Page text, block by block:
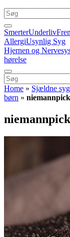
SmerterUnderliv
AllergiUsynlig Syg
Hjernen og
hørelse
Home » Sjældne
børn »